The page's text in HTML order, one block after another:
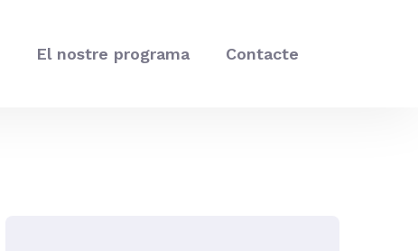
El nostre programa Contacte